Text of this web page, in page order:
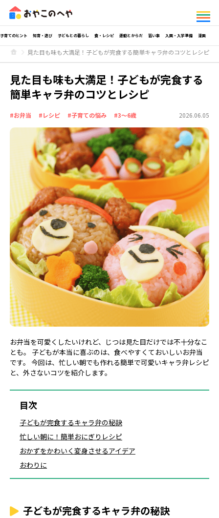
子育てのヒント 知育・遊び 子どもとの暮らし 食・レシピ 運動とからだ 習い事 入園・入学準備 漫画
見た目も味も大満足！子どもが完食する簡単キャラ弁のコツとレシピ
見た目も味も大満足！子どもが完食する
簡単キャラ弁のコツとレシピ
#お弁当 #レシピ #子育ての悩み #3～6歳 2026.06.05
お弁当を可愛くしたいけれど、じつは見た目だけでは不十分なこ
とも。 子どもが本当に喜ぶのは、食べやすくておいしいお弁当
です。 今回は、忙しい朝でも作れる簡単で可愛いキャラ弁レシピ
と、外さないコツを紹介します。
目次
子どもが完食するキャラ弁の秘訣
忙しい朝に！簡単おにぎりレシピ
おかずをかわいく変身させるアイデア
おわりに
子どもが完食するキャラ弁の秘訣